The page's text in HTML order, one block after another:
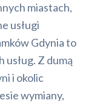
miastach,
usługi
Gdynia to
usług. Z dumą
i okolic
wymiany,